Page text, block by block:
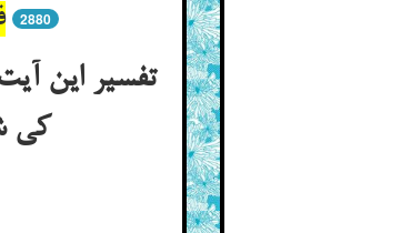
2880
تفسیر این
کی